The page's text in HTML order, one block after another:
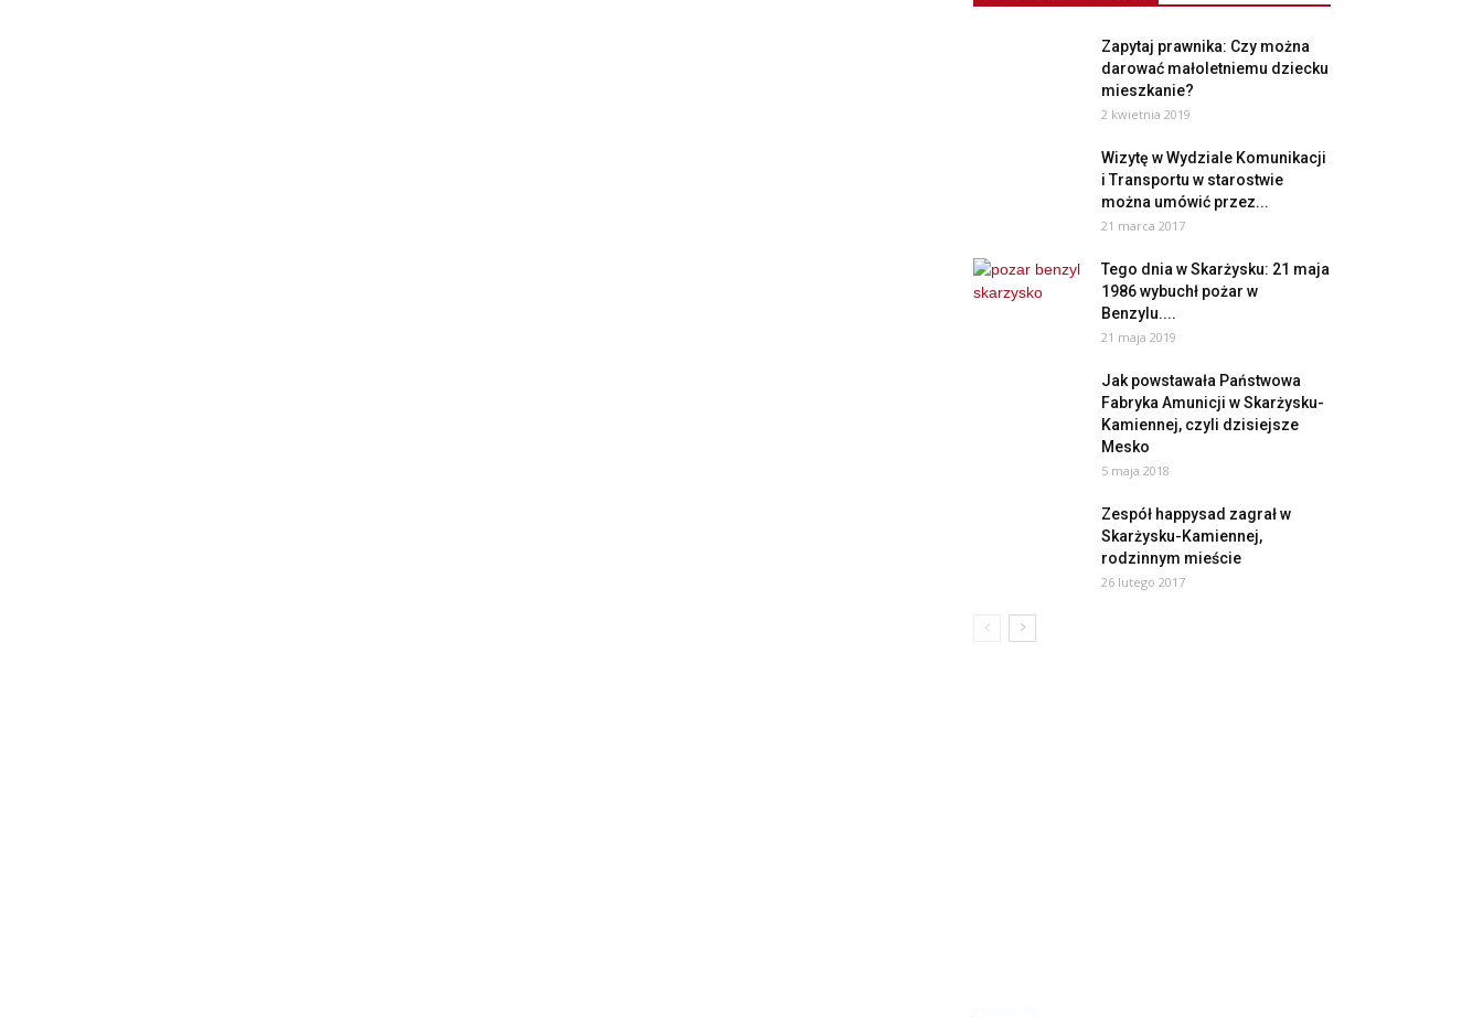
Zapytaj prawnika: Czy można
darować małoletniemu dziecku
mieszkanie?
2 kwietnia 2019
Wizytę w Wydziale Komunikacji
i Transportu w starostwie
można umówić przez...
21 marca 2017
Tego dnia w Skarżysku: 21 maja
1986 wybuchł pożar w
Benzylu....
21 maja 2019
Jak powstawała Państwowa
Fabryka Amunicji w Skarżysku-
Kamiennej, czyli dzisiejsze
Mesko
5 maja 2018
Zespół happysad zagrał w
Skarżysku-Kamiennej,
rodzinnym mieście
26 lutego 2017